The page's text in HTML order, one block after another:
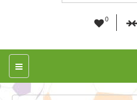
0